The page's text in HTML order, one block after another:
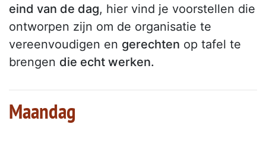
eind van de dag, hier vind je voorstellen die
ontworpen zijn om de organisatie te
vereenvoudigen en gerechten op tafel te
brengen die echt werken.
Maandag